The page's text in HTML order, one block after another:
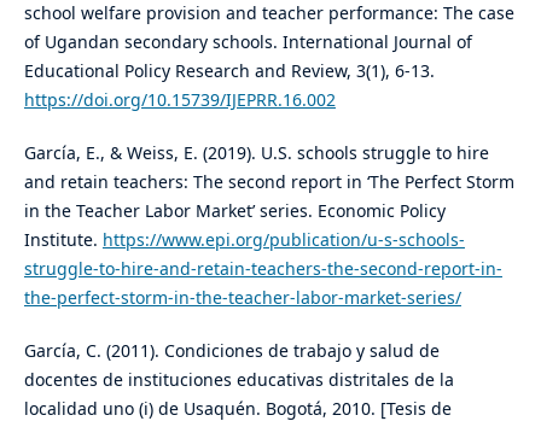
school welfare provision and teacher performance: The case
of Ugandan secondary schools. International Journal of
Educational Policy Research and Review, 3(1), 6-13.
https://doi.org/10.15739/IJEPRR.16.002
García, E., & Weiss, E. (2019). U.S. schools struggle to hire
and retain teachers: The second report in ‘The Perfect Storm
in the Teacher Labor Market’ series. Economic Policy
Institute. https://www.epi.org/publication/u-s-schools-
struggle-to-hire-and-retain-teachers-the-second-report-in-
the-perfect-storm-in-the-teacher-labor-market-series/
García, C. (2011). Condiciones de trabajo y salud de
docentes de instituciones educativas distritales de la
localidad uno (i) de Usaquén. Bogotá, 2010. [Tesis de